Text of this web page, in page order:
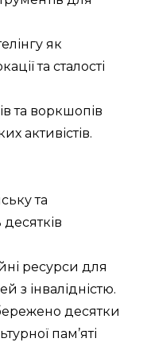
та сталості
активістів.
з інвалідністю.
пам’яті